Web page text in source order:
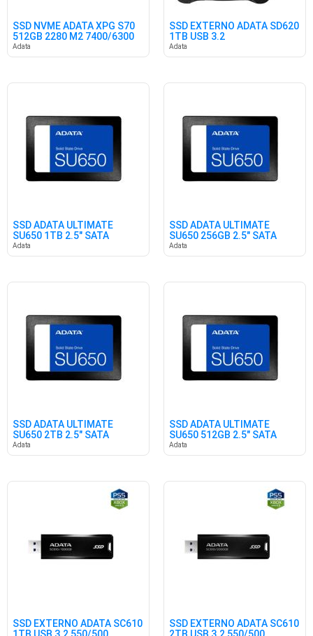
SSD NVME ADATA XPG S70
512GB 2280 M2 7400/6300
Adata
SSD EXTERNO ADATA SD620
1TB USB 3.2
Adata
SSD ADATA ULTIMATE
SU650 1TB 2.5" SATA
Adata
SSD ADATA ULTIMATE
SU650 256GB 2.5" SATA
Adata
SSD ADATA ULTIMATE
SU650 2TB 2.5" SATA
Adata
SSD ADATA ULTIMATE
SU650 512GB 2.5" SATA
Adata
SSD EXTERNO ADATA SC610
SSD EXTERNO ADATA SC610